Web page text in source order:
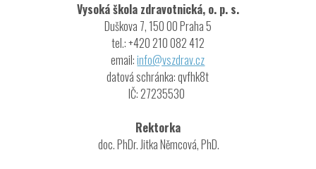
Vysoká škola zdravotnická, o. p. s.
Duškova 7, 150 00 Praha 5
tel.: +420 210 082 412
email:info@vszdrav.cz
datová schránka: qvfhk8t
IČ: 27235530
Rektorka
doc. PhDr. Jitka Němcová, PhD.